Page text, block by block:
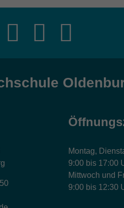
Montag,
9:00 bis 17:00
Mittwoch und
9:00 bis 12:30